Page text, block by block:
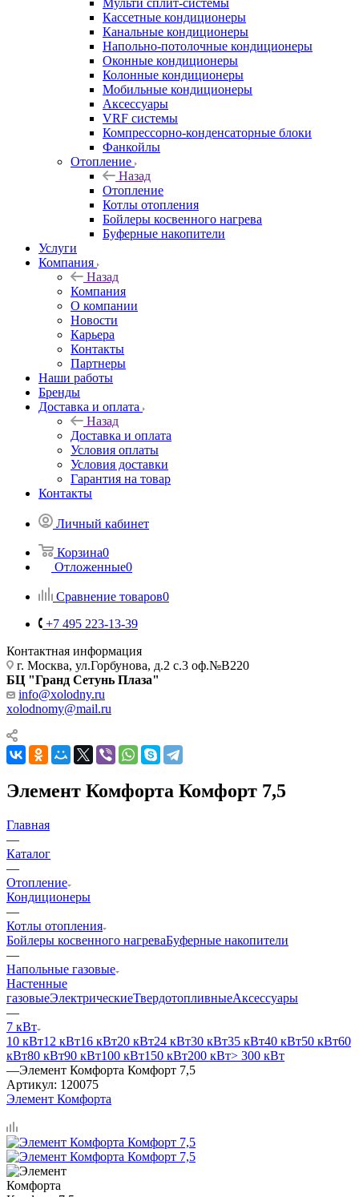
Мульти сплит-системы
Кассетные кондиционеры
Канальные кондиционеры
Напольно-потолочные кондиционеры
Оконные кондиционеры
Колонные кондиционеры
Мобильные кондиционеры
Аксессуары
VRF системы
Компрессорно-конденсаторные блоки
Фанкойлы
Отопление
Назад
Отопление
Котлы отопления
Бойлеры косвенного нагрева
Буферные накопители
Услуги
Компания
Назад
Компания
О компании
Новости
Карьера
Контакты
Партнеры
Наши работы
Бренды
Доставка и оплата
Назад
Доставка и оплата
Условия оплаты
Условия доставки
Гарантия на товар
Контакты
Личный кабинет
Корзина0
Отложенные0
Сравнение товаров0
+7 495 223-13-39
Контактная информация
г. Москва, ул.Горбунова, д.2 с.3 оф.№В220
БЦ "Гранд Сетунь Плаза"
info@xolodny.ru
xolodnomy@mail.ru
Элемент Комфорта Комфорт 7,5
Главная
—
Каталог
—
Отопление
Кондиционеры
—
Котлы отопления
Бойлеры косвенного нагреваБуферные накопители
—
Напольные газовые
Настенные
газовыеЭлектрическиеТвердотопливныеАксессуары
—
7 кВт
10 кВт12 кВт16 кВт20 кВт24 кВт30 кВт35 кВт40 кВт50 кВт60
кВт80 кВт90 кВт100 кВт150 кВт200 кВт> 300 кВт
—Элемент Комфорта Комфорт 7,5
Артикул: 120075
Элемент Комфорта